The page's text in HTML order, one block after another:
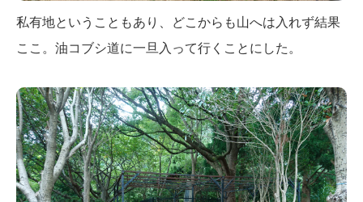
私有地ということもあり、どこからも山へは入れず結果
ここ。油コブシ道に一旦入って行くことにした。